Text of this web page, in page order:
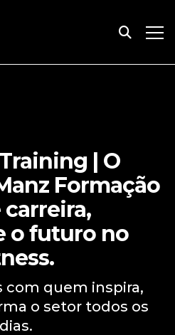
| O
Formação
o futuro no
com quem inspira,
o setor todos os
dias.